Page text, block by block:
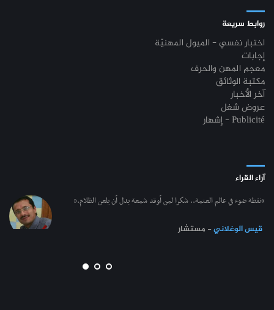
روابط سريعة
اختبار نفسي - الميول المهنيّة
إجابات
معجم المهن والحرف
مكتبة الوثائق
آخر الأخبار
عروض شغل
إشهار - Publicité
آراء القراء
“نقطة ضوء في عالم العتمة.. شكرا لمن أوقد شمعة بدل أن يلعن الظلام.”
قيس الوغلاني- مستشار